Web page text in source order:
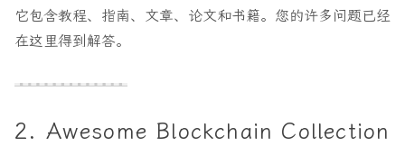
它包含教程、指南、文章、论文和书籍。您的许多问题已经
在这里得到解答。
2. Awesome Blockchain Collection